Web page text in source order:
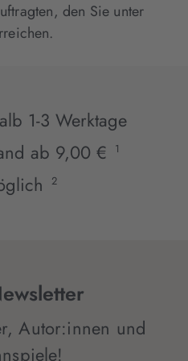
den Sie unter
1-3 Werktage
ab 9,00 €
1
2
Autor:innen und